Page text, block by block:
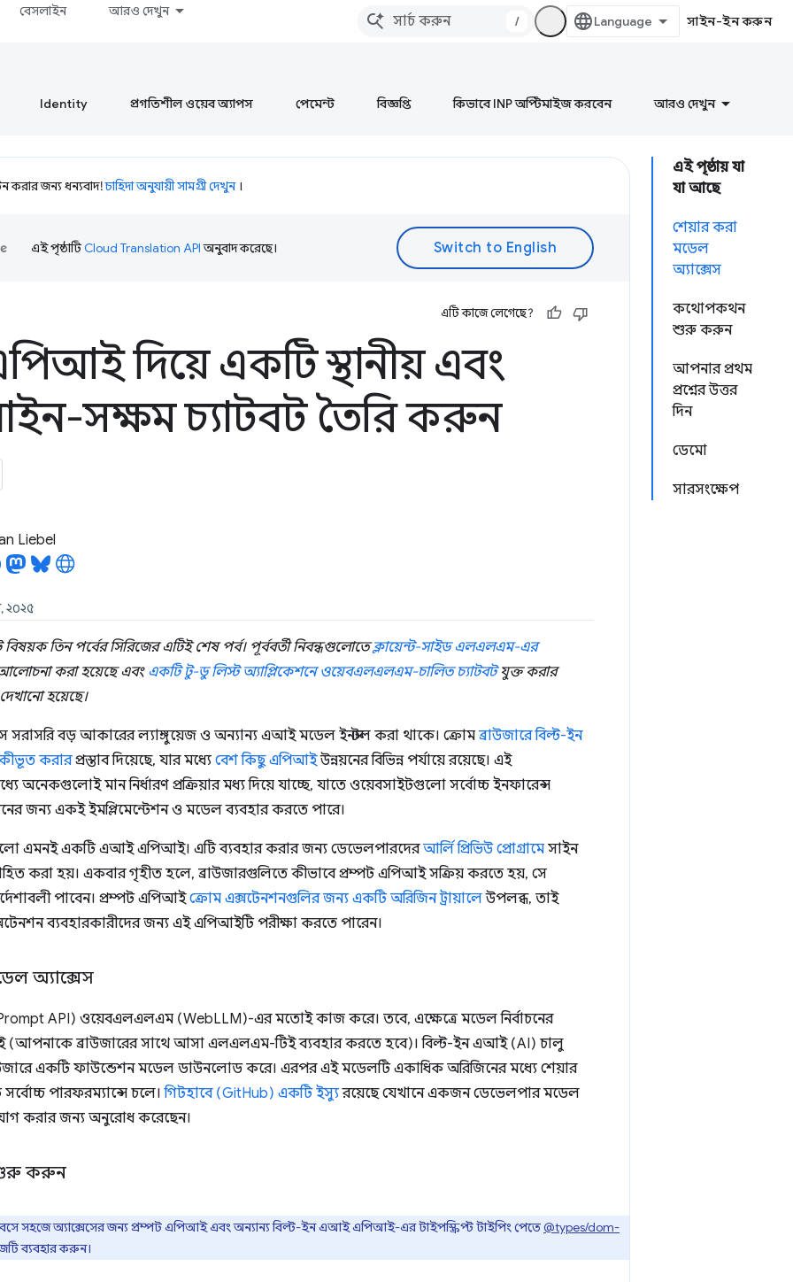
বেসলাইন আরও দেখুন
/ সাইন-ইন করুন
Identity প্রগতিশীল ওয়েব অ্যাপস পেমেন্ট বিজ্ঞপ্তি কিভাবে INP অপ্টিমাইজ করবেন আরও দেখুন
এই পৃষ্ঠায় যা
যা আছে
শেয়ার করা
মডেল
অ্যাক্সেস
কথোপকথন
শুরু করুন
আপনার প্রথম
প্রশ্নের উত্তর
দিন
ডেমো
সারসংক্ষেপ
করার জন্য ধন্যবাদ!চাহিদা অনুযায়ী সামগ্রী দেখুন।
এই পৃষ্ঠাটিCloud Translation APIঅনুবাদ করেছে।
এটি কাজে লেগেছে?
দিয়ে একটি স্থানীয় এবং
সক্ষম চ্যাটবট তৈরি করুন
Liebel
২০২৫
তিন পর্বের সিরিজের এটিই শেষ পর্ব। পূর্ববর্তী নিবন্ধগুলোতেক্লায়েন্ট-সাইড এলএলএম-এর
করা হয়েছে এবং একটি টু-ডু লিস্ট অ্যাপ্লিকেশনে ওয়েবএলএলএম-চালিত চ্যাটবটযুক্ত করার
হয়েছে।
সরাসরি বড় আকারের ল্যাঙ্গুয়েজ ও অন্যান্য এআই মডেল ইনস্টল করা থাকে। ক্রোম ব্রাউজারে বিল্ট-ইন
করারপ্রস্তাব দিয়েছে, যার মধ্যে বেশ কিছু এপিআইউন্নয়নের বিভিন্ন পর্যায়ে রয়েছে। এই
মান নির্ধারণ প্রক্রিয়ার মধ্য দিয়ে যাচ্ছে, যাতে ওয়েবসাইটগুলো সর্বোচ্চ ইনফারেন্স
জন্য একই ইমপ্লিমেন্টেশন ও মডেল ব্যবহার করতে পারে।
এমনই একটি এআই এপিআই। এটি ব্যবহার করার জন্য ডেভেলপারদেরআর্লি প্রিভিউ প্রোগ্রামে সাইন
করা হয়। একবার গৃহীত হলে, ব্রাউজারগুলিতে কীভাবে প্রম্পট এপিআই সক্রিয় করতে হয়, সে
পাবেন। প্রম্পট এপিআইক্রোম এক্সটেনশনগুলির জন্য একটি অরিজিন ট্রায়ালেউপলব্ধ, তাই
ব্যবহারকারীদের জন্য এই এপিআইটি পরীক্ষা করতে পারেন।
অ্যাক্সেস
API) ওয়েবএলএলএম (WebLLM)-এর মতোই কাজ করে। তবে, এক্ষেত্রে মডেল নির্বাচনের
ব্রাউজারের সাথে আসা এলএলএম-টিই ব্যবহার করতে হবে)। বিল্ট-ইন এআই (AI) চালু
একটি ফাউন্ডেশন মডেল ডাউনলোড করে। এরপর এই মডেলটি একাধিক অরিজিনের মধ্যে শেয়ার
পারফরম্যান্সে চলে।গিটহাবে (GitHub) একটি ইস্যুরয়েছে যেখানে একজন ডেভেলপার মডেল
যোগ করার জন্য অনুরোধ করেছেন।
করুন
সহজে অ্যাক্সেসের জন্য প্রম্পট এপিআই এবং অন্যান্য বিল্ট-ইন এআই এপিআই-এর টাইপস্ক্রিপ্ট টাইপিং পেতে@types/dom-
ব্যবহার করুন।